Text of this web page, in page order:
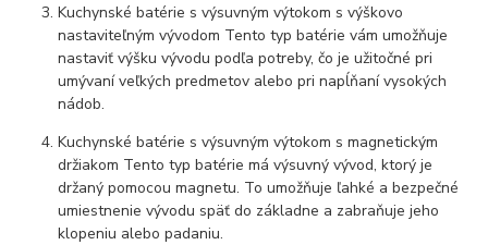
Kuchynské batérie s výsuvným výtokom s výškovo
nastaviteľným vývodom Tento typ batérie vám umožňuje
nastaviť výšku vývodu podľa potreby, čo je užitočné pri
umývaní veľkých predmetov alebo pri napĺňaní vysokých
nádob.
Kuchynské batérie s výsuvným výtokom s magnetickým
držiakom Tento typ batérie má výsuvný vývod, ktorý je
držaný pomocou magnetu. To umožňuje ľahké a bezpečné
umiestnenie vývodu späť do základne a zabraňuje jeho
klopeniu alebo padaniu.